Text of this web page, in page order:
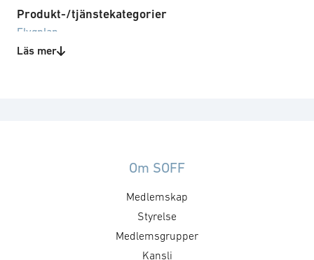
Produkt-/tjänstekategorier
Flygplan
Forskning/utveckling
Läs mer
Om SOFF
Medlemskap
Styrelse
Medlemsgrupper
Kansli